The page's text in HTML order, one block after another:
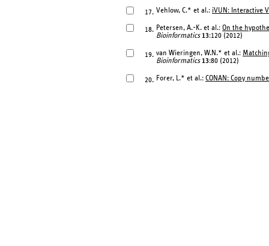
17. Vehlow, C.* et al.: iVUN: Interactive
18. Petersen, A.-K. et al.: On the
Bioinformatics 13:120 (2012)
19. van Wieringen, W.N.* et al.:
Bioinformatics 13:80 (2012)
20. Forer, L.* et al.: CONAN: Copy